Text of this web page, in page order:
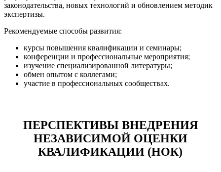
законодательства, новых технологий и обновлением методик
экспертизы.
Рекомендуемые способы развития:
курсы повышения квалификации и семинары;
конференции и профессиональные мероприятия;
изучение специализированной литературы;
обмен опытом с коллегами;
участие в профессиональных сообществах.
ПЕРСПЕКТИВЫ ВНЕДРЕНИЯ
НЕЗАВИСИМОЙ ОЦЕНКИ
КВАЛИФИКАЦИИ (НОК)